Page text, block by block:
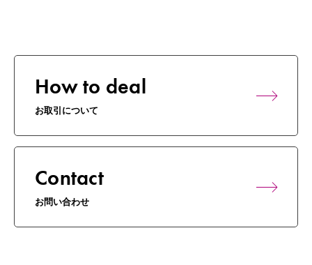
How to deal
お取引について
Contact
お問い合わせ